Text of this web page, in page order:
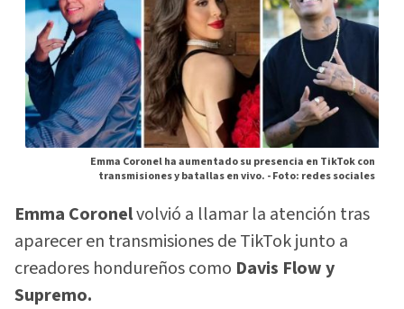
Emma Coronel ha aumentado su presencia en TikTok con
transmisiones y batallas en vivo. -Foto: redes sociales
Emma Coronelvolvió a llamar la atención tras
aparecer en transmisiones de TikTok junto a
creadores hondureños como Davis Flow y
Supremo.